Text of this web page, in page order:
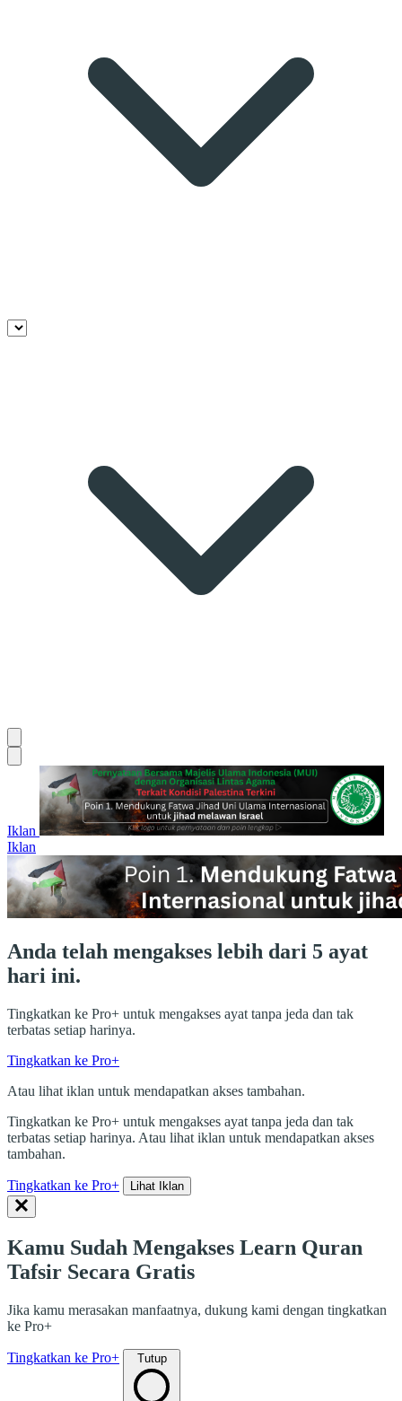
Iklan
Iklan
Anda telah mengakses lebih dari 5 ayat
hari ini.
Tingkatkan ke Pro+ untuk mengakses ayat tanpa jeda dan tak
terbatas setiap harinya.
Tingkatkan ke Pro+
Atau lihat iklan untuk mendapatkan akses tambahan.
Tingkatkan ke Pro+ untuk mengakses ayat tanpa jeda dan tak
terbatas setiap harinya. Atau lihat iklan untuk mendapatkan akses
tambahan.
Tingkatkan ke Pro+ Lihat Iklan
Kamu Sudah Mengakses Learn Quran
Tafsir Secara Gratis
Jika kamu merasakan manfaatnya, dukung kami dengan tingkatkan
ke Pro+
Tingkatkan ke Pro+ Tutup